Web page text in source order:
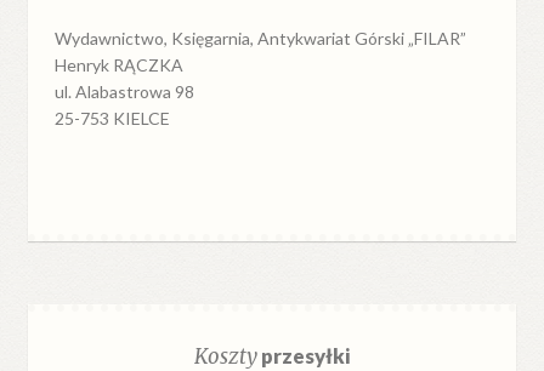
Wydawnictwo, Księgarnia, Antykwariat Górski „FILAR”
Henryk RĄCZKA
ul. Alabastrowa 98
25-753 KIELCE
Kosztyprzesyłki